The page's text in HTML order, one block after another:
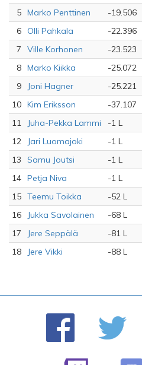
5 Marko Penttinen -19.506
6
Olli Pahkala -22.396
7
Ville Korhonen -23.523
8 Marko Kiikka -25.072
9
Joni Hagner -25.221
10 Kim Eriksson -37.107
11
Juha-Pekka Lammi -1 L
12
Jari Luomajoki -1 L
13
Samu Joutsi -1 L
14 Petja Niva -1 L
15 Teemu Toikka -52 L
16
Jukka Savolainen -68 L
17
Jere Seppälä -81 L
18
Jere Vikki -88 L